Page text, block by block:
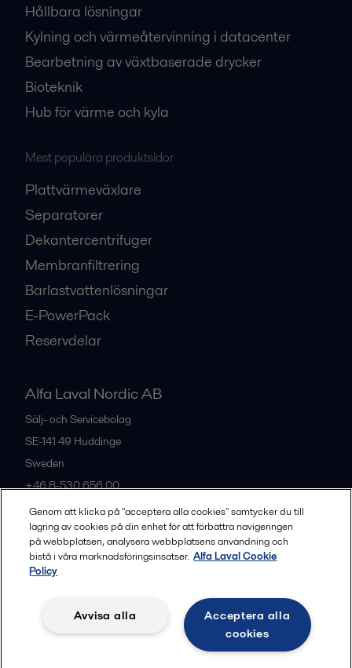
Hållbara lösningar
Kylning och värmeåtervinning i datacenter
Bearbetning av växtbaserade drycker
Bioteknik
Hub för värme och kyla
Mest populära produktsidor
Plattvärmeväxlare
Separatorer
Dekantercentrifuger
Membranfiltrering
Barlastvattenlösningar
E-PowerPack
Reservdelar
Alfa Laval Nordic AB
Sälj- och Servicebolag
SE-141 49 Huddinge
Sweden
+46 8-530 656 00
Alla kontor och partners
Legal terms and conditions
Community guidelines
Genom att klicka på "acceptera alla cookies" samtycker du till
lagring av cookies på din enhet för att förbättra navigeringen
på webbplatsen, analysera webbplatsens användning och
bistå i våra marknadsföringsinsatser. Alfa Laval Cookie
Policy
Acceptera alla
cookies
Avvisa alla